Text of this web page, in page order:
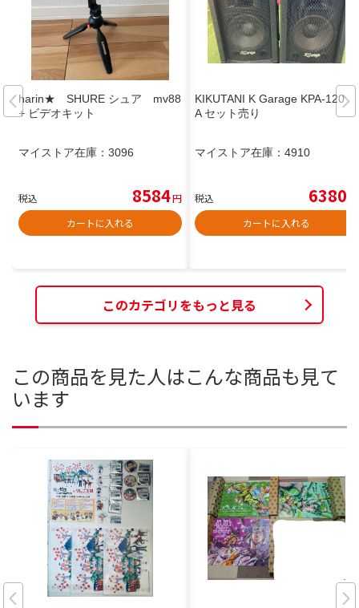
harin★ SHURE シュア mv88
+ ビデオキット
マイストア在庫： 3096
税込 8584円
カートに入れる
KIKUTANI K Garage KPA-120 P
A セット売り
マイストア在庫： 4910
税込 6380
カートに入れる
このカテゴリをもっと見る
この商品を見た人はこんな商品も見て
います